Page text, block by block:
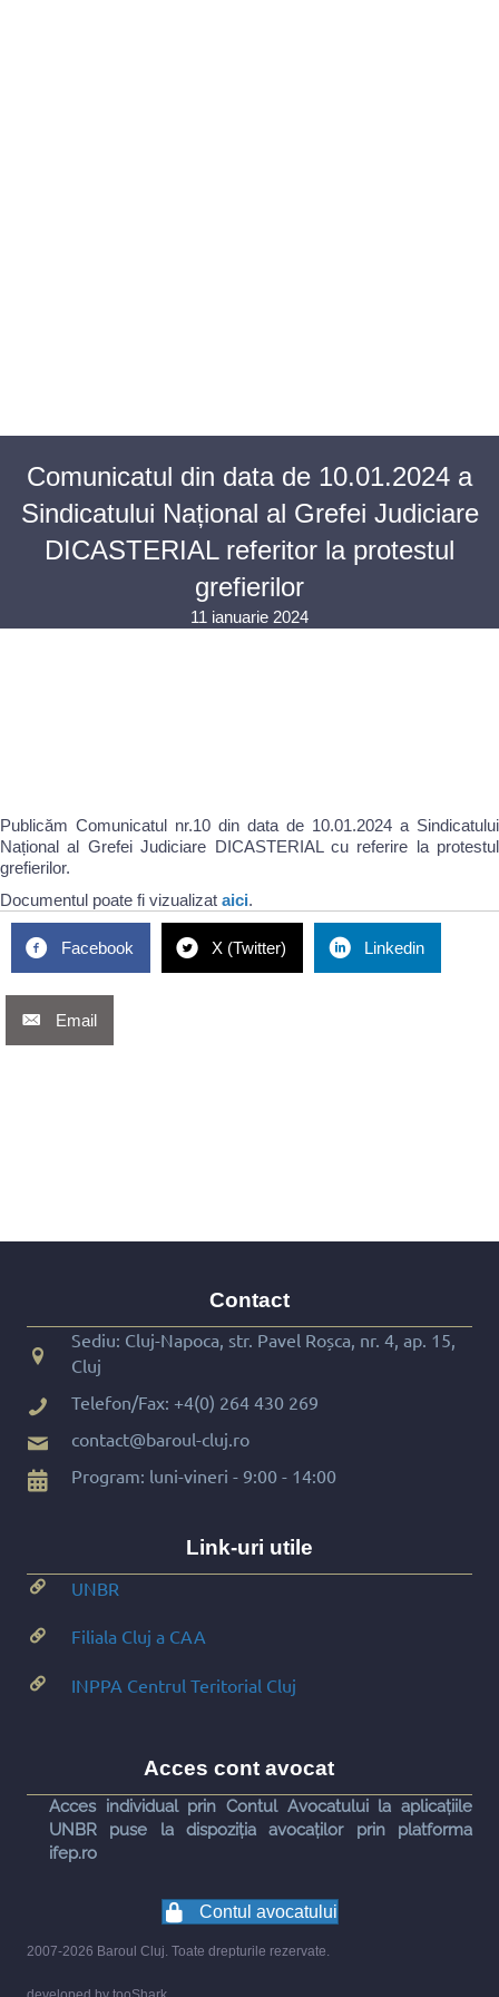
Comunicatul din data de 10.01.2024 a
Sindicatului Național al Grefei Judiciare
DICASTERIAL referitor la protestul
grefierilor
11 ianuarie 2024
Publicăm Comunicatul nr.10 din data de 10.01.2024 a Sindicatului
Național al Grefei Judiciare DICASTERIAL cu referire la protestul
grefierilor.
Documentul poate fi vizualizat aici.
Facebook X (Twitter) Linkedin
Email
Contact
Sediu: Cluj-Napoca, str. Pavel Roșca, nr. 4, ap. 15,
Cluj
Telefon/Fax: +4(0) 264 430 269
contact@baroul-cluj.ro
Program: luni-vineri - 9:00 - 14:00
Link-uri utile
UNBR
Filiala Cluj a CAA
INPPA Centrul Teritorial Cluj
Acces cont avocat
Acces individual prin Contul Avocatului la aplicațiile
UNBR puse la dispoziția avocaților prin platforma
ifep.ro
Contul avocatului
2007-2026 Baroul Cluj. Toate drepturile rezervate.